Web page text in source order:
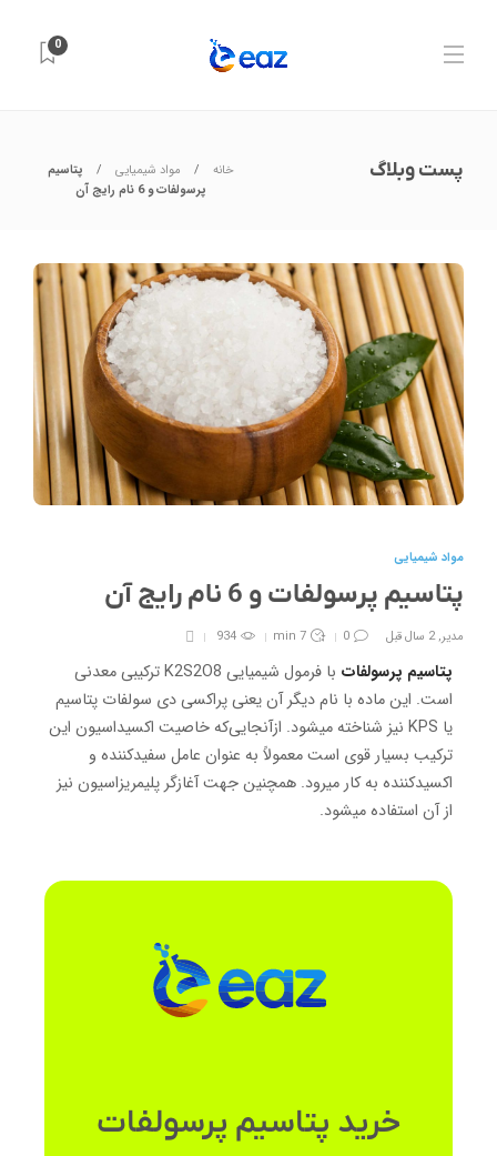
0
پست وبلاگ خانه مواد شیمیایی
پتاسیم
پرسولفات و 6 نام رایج آن
مواد شیمیایی
پتاسیم پرسولفات و 6 نام رایج آن
مدیر,2 سال قبل 0
7 min
934
پتاسیم پرسولفات
با فرمول شیمیایی K2S2O8 ترکیبی معدنی
است. این ماده با نام دیگر آن یعنی پراکسی دی سولفات پتاسیم
یا KPS نیز شناخته می‎شود. ازآنجایی‌که خاصیت اکسیداسیون این
ترکیب بسیار قوی است معمولاً به ‎عنوان عامل سفیدکننده و
اکسیدکننده به کار می‎رود. همچنین جهت آغازگر پلیمریزاسیون نیز
از آن استفاده می‎شود.
خرید پتاسیم پرسولفات